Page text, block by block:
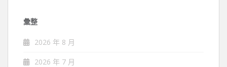
彙整
2026 年 8 月
2026 年 7 月